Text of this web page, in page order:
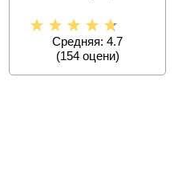
знаний и
Средняя: 4.7
(154оцени)